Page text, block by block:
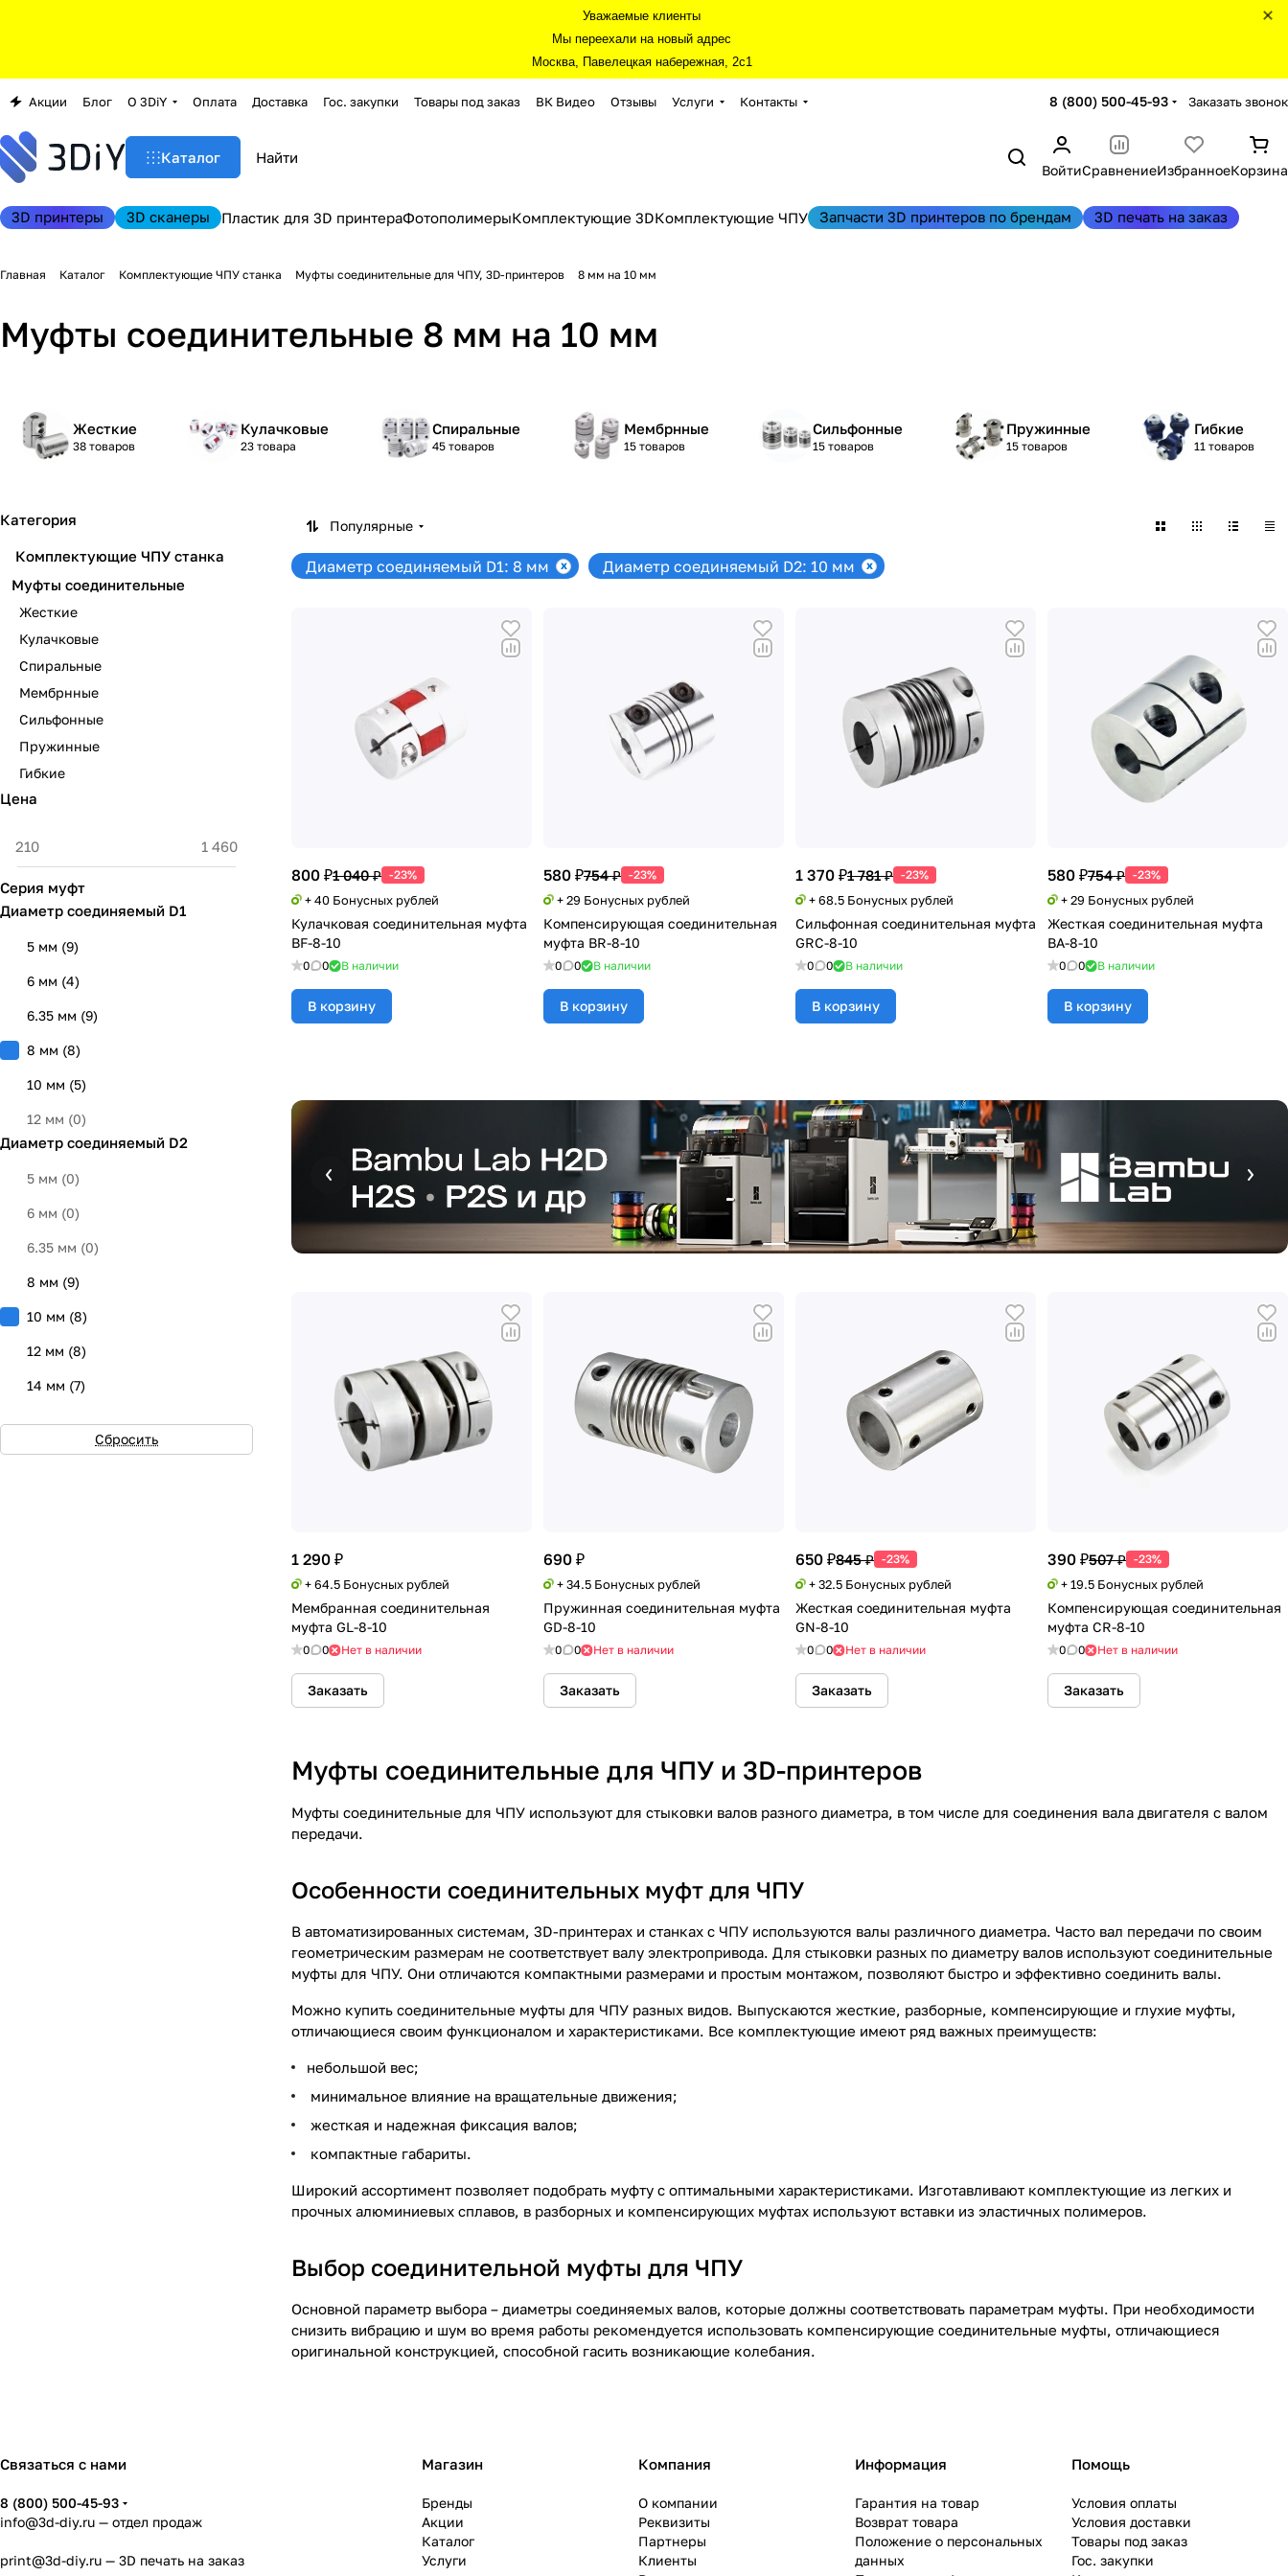
Уважаемые клиенты
Мы переехали на новый адрес
Москва, Павелецкая набережная, 2с1
Акции Блог О 3DiY Оплата Доставка Гос. закупки Товары под заказ ВК Видео Отзывы Услуги Контакты 8 (800) 500-45-93 Заказать звонок
Каталог
ВойтиСравнениеИзбранноеКорзина
3D принтеры 3D сканеры Пластик для 3D принтераФотополимерыКомплектующие 3DКомплектующие ЧПУ Запчасти 3D принтеров по брендам 3D печать на заказ
Главная Каталог Комплектующие ЧПУ станка Муфты соединительные для ЧПУ, 3D-принтеров 8 мм на 10 мм
Муфты соединительные 8 мм на 10 мм
Жесткие
38 товаров
Кулачковые
23 товара
Спиральные
45 товаров
Мембрнные
15 товаров
Сильфонные
15 товаров
Пружинные
15 товаров
Гибкие
11 товаров
Популярные
Диаметр соединяемый D1: 8 мм Диаметр соединяемый D2: 10 мм
800 ₽1 040 ₽ -23%
+ 40 Бонусных рублей
Кулачковая соединительная муфта
BF-8-10
0 0 В наличии
В корзину
580 ₽754 ₽ -23%
+ 29 Бонусных рублей
Компенсирующая соединительная
муфта BR-8-10
0 0 В наличии
В корзину
1 370 ₽1 781 ₽ -23%
+ 68.5 Бонусных рублей
Сильфонная соединительная муфта
GRC-8-10
0 0 В наличии
В корзину
580 ₽754 ₽ -23%
+ 29 Бонусных рублей
Жесткая соединительная муфта
BA-8-10
0 0 В наличии
В корзину
1 290 ₽
+ 64.5 Бонусных рублей
Мембранная соединительная
муфта GL-8-10
0 0 Нет в наличии
Заказать
690 ₽
+ 34.5 Бонусных рублей
Пружинная соединительная муфта
GD-8-10
0 0 Нет в наличии
Заказать
650 ₽845 ₽ -23%
+ 32.5 Бонусных рублей
Жесткая соединительная муфта
GN-8-10
0 0 Нет в наличии
Заказать
390 ₽507 ₽ -23%
+ 19.5 Бонусных рублей
Компенсирующая соединительная
муфта CR-8-10
0 0 Нет в наличии
Заказать
Муфты соединительные для ЧПУ и 3D-принтеров
Муфты соединительные для ЧПУ используют для стыковки валов разного диаметра, в том числе для соединения вала двигателя с валом
передачи.
Особенности соединительных муфт для ЧПУ
В автоматизированных системам, 3D-принтерах и станках с ЧПУ используются валы различного диаметра. Часто вал передачи по своим
геометрическим размерам не соответствует валу электропривода. Для стыковки разных по диаметру валов используют соединительные
муфты для ЧПУ. Они отличаются компактными размерами и простым монтажом, позволяют быстро и эффективно соединить валы.
Можно купить соединительные муфты для ЧПУ разных видов. Выпускаются жесткие, разборные, компенсирующие и глухие муфты,
отличающиеся своим функционалом и характеристиками. Все комплектующие имеют ряд важных преимуществ:
небольшой вес;
минимальное влияние на вращательные движения;
жесткая и надежная фиксация валов;
компактные габариты.
Широкий ассортимент позволяет подобрать муфту с оптимальными характеристиками. Изготавливают комплектующие из легких и
прочных алюминиевых сплавов, в разборных и компенсирующих муфтах используют вставки из эластичных полимеров.
Выбор соединительной муфты для ЧПУ
Основной параметр выбора – диаметры соединяемых валов, которые должны соответствовать параметрам муфты. При необходимости
снизить вибрацию и шум во время работы рекомендуется использовать компенсирующие соединительные муфты, отличающиеся
оригинальной конструкцией, способной гасить возникающие колебания.
Категория
Комплектующие ЧПУ станка
Муфты соединительные
Жесткие
Кулачковые
Спиральные
Мембрнные
Сильфонные
Пружинные
Гибкие
Цена
Серия муфт
Диаметр соединяемый D1
5 мм (9)
6 мм (4)
6.35 мм (9)
8 мм (8)
10 мм (5)
12 мм (0)
Диаметр соединяемый D2
5 мм (0)
6 мм (0)
6.35 мм (0)
8 мм (9)
10 мм (8)
12 мм (8)
14 мм (7)
Сбросить
Связаться с нами
8 (800) 500-45-93
info@3d-diy.ru — отдел продаж
print@3d-diy.ru — 3D печать на заказ
Магазин
Бренды
Акции
Каталог
Услуги
Компания
О компании
Реквизиты
Партнеры
Клиенты
Информация
Гарантия на товар
Возврат товара
Положение о персональных
данных
Помощь
Условия оплаты
Условия доставки
Товары под заказ
Гос. закупки